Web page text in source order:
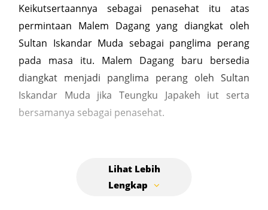
Keikutsertaannya sebagai penasehat itu atas
permintaan Malem Dagang yang diangkat oleh
Sultan Iskandar Muda sebagai panglima perang
pada masa itu. Malem Dagang baru bersedia
diangkat menjadi panglima perang oleh Sultan
Iskandar Muda jika Teungku Japakeh iut serta
bersamanya sebagai penasehat.